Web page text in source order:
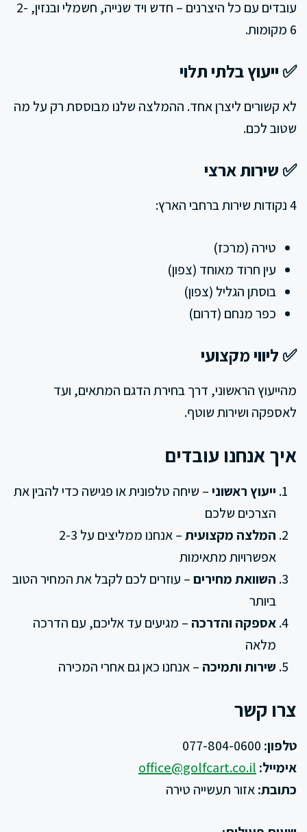
עובדים עם כל היצרנים – חדש ויד שנייה, חשמלי ובנזין, 2-
6 מקומות.
✅ ייעוץ בלתי תלוי
לא קשורים ליצרן אחד. ההמלצה שלנו מבוססת רק על מה
שטוב לכם.
✅ שירות ארצי
4 נקודות שירות ברחבי הארץ:
טירה (מרכז)
עין חרוד מאוחד (צפון)
בוסתן הגליל (צפון)
כפר מנחם (דרום)
✅ ליווי מקצועי
מהייעוץ הראשוני, דרך בחירת הדגם המתאים, ועד
לאספקה ושירות שוטף.
איך אנחנו עובדים
ייעוץ ראשוני– שיחה טלפונית או פגישה כדי להבין את
הצרכים שלכם
המלצה מקצועית
– אנחנו ממליצים על 2-3
אפשרויות מתאימות
השוואת מחירים– עוזרים לכם לקבל את המחיר הטוב
ביותר
אספקה והדרכה – מגיעים עד אליכם, עם הדרכה
מלאה
שירות ותמיכה – אנחנו כאן גם אחרי המכירה
צרו קשר
טלפון:
אימייל: office@golfcart.co.il
כתובת:אזור תעשייה טירה